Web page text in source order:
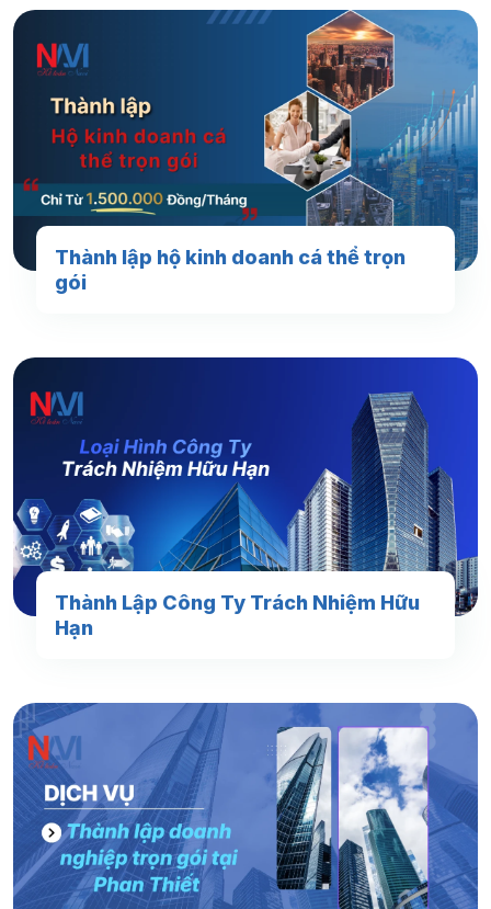
Thành lập hộ kinh doanh cá thể trọn
gói
Thành Lập Công Ty Trách Nhiệm Hữu
Hạn